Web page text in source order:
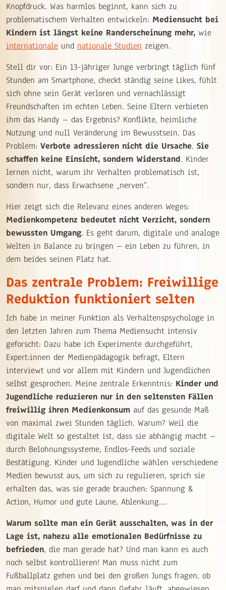
Knopfdruck. Was harmlos beginnt, kann sich zu
problematischem Verhalten entwickeln: Mediensucht bei
Kindern ist längst keine Randerscheinung mehr, wie
internationale und nationale Studien zeigen.
Stell dir vor: Ein 13-jähriger Junge verbringt täglich fünf
Stunden am Smartphone, checkt ständig seine Likes, fühlt
sich ohne sein Gerät verloren und vernachlässigt
Freundschaften im echten Leben. Seine Eltern verbieten
ihm das Handy – das Ergebnis? Konflikte, heimliche
Nutzung und null Veränderung im Bewusstsein. Das
Problem: Verbote adressieren nicht die Ursache. Sie
schaffen keine Einsicht, sondern Widerstand. Kinder
lernen nicht, warum ihr Verhalten problematisch ist,
sondern nur, dass Erwachsene „nerven”.
Hier zeigt sich die Relevanz eines anderen Weges:
Medienkompetenz bedeutet nicht Verzicht, sondern
bewussten Umgang. Es geht darum, digitale und analoge
Welten in Balance zu bringen – ein Leben zu führen, in
dem beides seinen Platz hat.
Das zentrale Problem: Freiwillige
Reduktion funktioniert selten
Ich habe in meiner Funktion als Verhaltenspsychologe in
den letzten Jahren zum Thema Mediensucht intensiv
geforscht: Dazu habe ich Experimente durchgeführt,
Expert:innen der Medienpädagogik befragt, Eltern
interviewt und vor allem mit Kindern und Jugendlichen
selbst gesprochen. Meine zentrale Erkenntnis: Kinder und
Jugendliche reduzieren nur in den seltensten Fällen
freiwillig ihren Medienkonsum auf das gesunde Maß
von maximal zwei Stunden täglich. Warum? Weil die
digitale Welt so gestaltet ist, dass sie abhängig macht –
durch Belohnungssysteme, Endlos-Feeds und soziale
Bestätigung. Kinder und Jugendliche wählen verschiedene
Medien bewusst aus, um sich zu regulieren, sprich sie
erhalten das, was sie gerade brauchen: Spannung &
Action, Humor und gute Laune, Ablenkung….
Warum sollte man ein Gerät ausschalten, was in der
Lage ist, nahezu alle emotionalen Bedürfnisse zu
befrieden, die man gerade hat? Und man kann es auch
noch selbst kontrollieren! Man muss nicht zum
Fußballplatz gehen und bei den großen Jungs fragen, ob